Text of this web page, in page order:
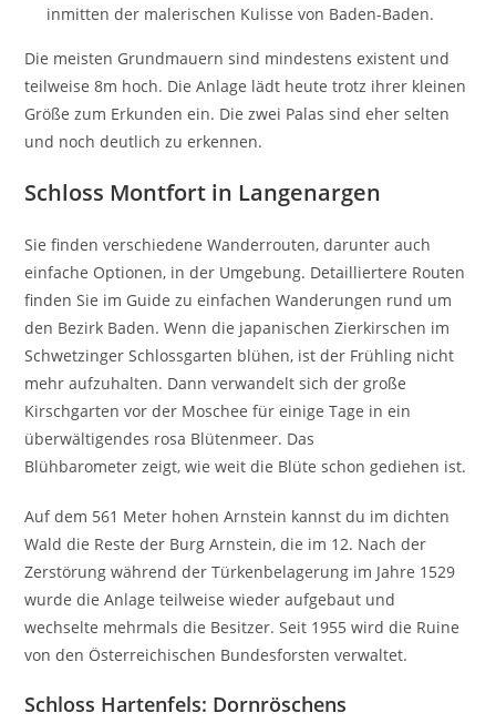
inmitten der malerischen Kulisse von Baden-Baden.
Die meisten Grundmauern sind mindestens existent und
teilweise 8m hoch. Die Anlage lädt heute trotz ihrer kleinen
Größe zum Erkunden ein. Die zwei Palas sind eher selten
und noch deutlich zu erkennen.
Schloss Montfort in Langenargen
Sie finden verschiedene Wanderrouten, darunter auch
einfache Optionen, in der Umgebung. Detailliertere Routen
finden Sie im Guide zu einfachen Wanderungen rund um
den Bezirk Baden. Wenn die japanischen Zierkirschen im
Schwetzinger Schlossgarten blühen, ist der Frühling nicht
mehr aufzuhalten. Dann verwandelt sich der große
Kirschgarten vor der Moschee für einige Tage in ein
überwältigendes rosa Blütenmeer. Das
Blühbarometer zeigt, wie weit die Blüte schon gediehen ist.
Auf dem 561 Meter hohen Arnstein kannst du im dichten
Wald die Reste der Burg Arnstein, die im 12. Nach der
Zerstörung während der Türkenbelagerung im Jahre 1529
wurde die Anlage teilweise wieder aufgebaut und
wechselte mehrmals die Besitzer. Seit 1955 wird die Ruine
von den Österreichischen Bundesforsten verwaltet.
Schloss Hartenfels: Dornröschens